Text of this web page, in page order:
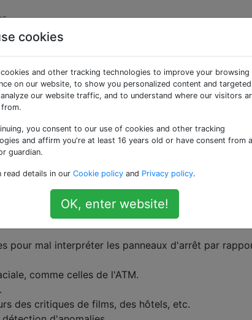
est-elle
in Adversarial Settings explore comment les
un attaquant qui peut manipuler l'ensemble de
Les auteurs expérimentent un réseau neuronal
sa capacité de lecture en déformant les
réseau neuronal est formé.
tentent de pirater l'IA. Par exemple
pour mal interpréter les panneaux d'arrêt par
comme celles de l'ATM.
des critiques de films, des hôtels, etc.
cookies
cookies and other tracking technologies to improve your browsing
on our website, to show you personalized content and targeted
our website traffic, and to understand where our visitors
you consent to our use of cookies and other tracking
and affirm you're at least 16 years old or have consent from a
guardian.
read details in our Cookie policy and Privacy policy.
OK, enter website!